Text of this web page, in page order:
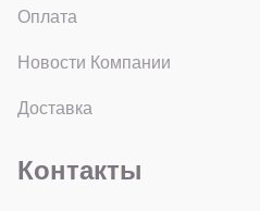
Оплата
Новости Компании
Доставка
Контакты